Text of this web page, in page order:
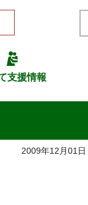
支援情報
2009年12月01日